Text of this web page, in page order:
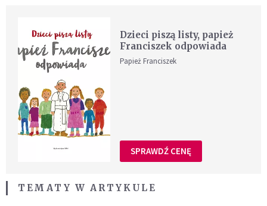
Dzieci piszą listy, papież
Franciszek odpowiada
Papież Franciszek
SPRAWDŹ CENĘ
TEMATY W ARTYKULE